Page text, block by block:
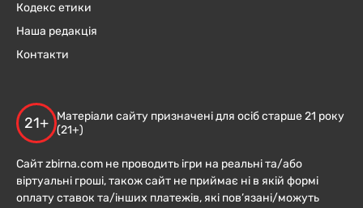
Кодекс етики
Наша редакція
Контакти
21+
Матеріали сайту призначені для осіб старше 21 року
(21+)
Сайт zbirna.com не проводить ігри на реальні та/або
віртуальні гроші, також сайт не приймає ні в якій формі
оплату ставок та/інших платежів, які пов’язані/можуть